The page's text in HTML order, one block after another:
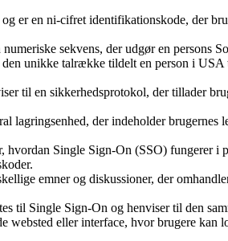
er en ni-cifret identifikationskode, der
sekvens, der udgør en
unikke talrække tildelt en person i
til en sikkerhedsprotokol, der tillader
lagringsenhed, der indeholder
hvordan Single Sign-On (SSO) fungerer
emner og diskussioner, der
til Single Sign-On og henviser til den
websted eller interface, hvor brugere